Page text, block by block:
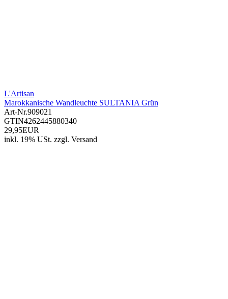
L'Artisan
Marokkanische Wandleuchte SULTANIA Grün
Art-Nr.909021
GTIN4262445880340
29,95EUR
inkl. 19% USt. zzgl. Versand